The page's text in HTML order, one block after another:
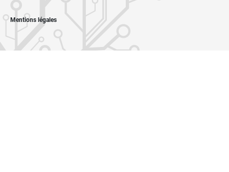
Mentions légales